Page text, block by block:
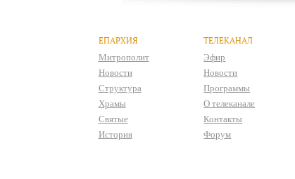
ЕПАРХИЯ
Митрополит
Новости
Структура
Храмы
Святые
История
ТЕЛЕКАНАЛ
Эфир
Новости
Программы
О телеканале
Контакты
Форум